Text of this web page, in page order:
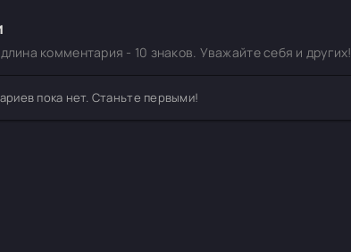
комментария - 10 знаков. Уважайте себя и других!
пока нет. Станьте первыми!